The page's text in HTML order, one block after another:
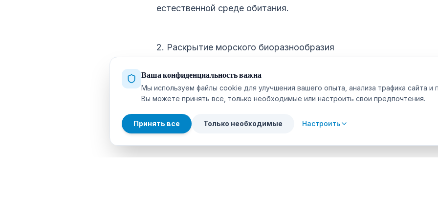
естественной среде обитания.
2. Раскрытие морского биоразнообразия
Каждое погружение в океан — это окно в морское
Погружаясь, мы исследуем не только мир плоских червей, но и
множество других морских существ, которые способствуют
океанов.
Ваша конфиденциальность важна
Мы используем файлы cookie для улучшения вашего опыта, анализа трафика сайта и
Вы можете принять все, только необходимые или настроить свои предпочтения.
Принять все Только необходимые Настроить